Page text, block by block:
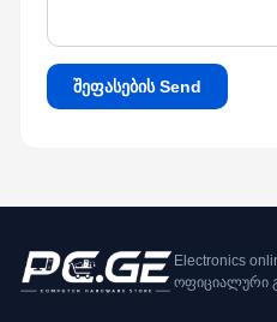
შეფასების Send
Electronics
ოფიციალური